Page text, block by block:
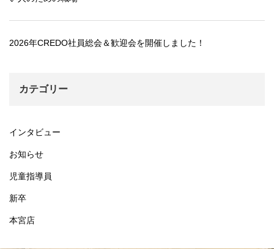
2026年CREDO社員総会＆歓迎会を開催しました！
カテゴリー
インタビュー
お知らせ
児童指導員
新卒
本宮店